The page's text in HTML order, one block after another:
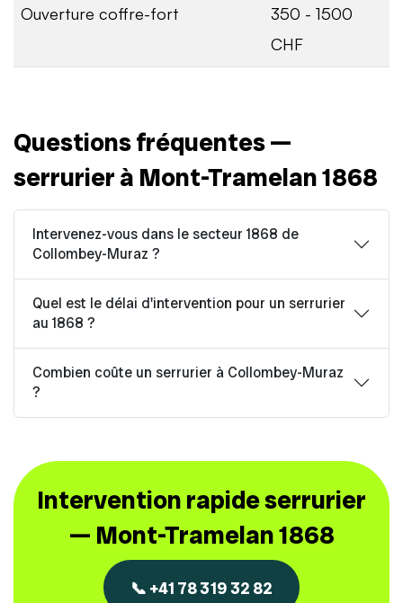
Ouverture coffre-fort
350 - 1500
CHF
Questions fréquentes —
serrurier à Mont-Tramelan 1868
Intervenez-vous dans le secteur 1868 de
Collombey-Muraz ?
Quel est le délai d'intervention pour un serrurier
au 1868 ?
Combien coûte un serrurier à Collombey-Muraz
?
Intervention rapide serrurier
— Mont-Tramelan 1868
📞 +41 78 319 32 82